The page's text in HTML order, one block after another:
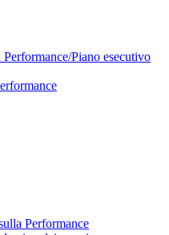
Performance/Piano esecutivo
Performance